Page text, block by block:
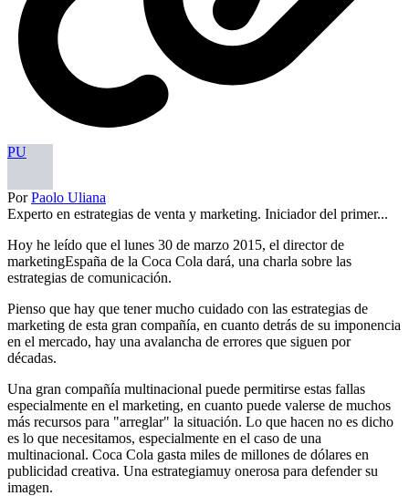
PU
PorPaolo Uliana
Experto en estrategias de venta y marketing. Iniciador del primer...
Hoy he leído que el lunes 30 de marzo 2015, el director de
marketingEspaña de la Coca Cola dará, una charla sobre las
estrategias de comunicación.
Pienso que hay que tener mucho cuidado con las estrategias de
marketing de esta gran compañía, en cuanto detrás de su imponencia
en el mercado, hay una avalancha de errores que siguen por
décadas.
Una gran compañía multinacional puede permitirse estas fallas
especialmente en el marketing, en cuanto puede valerse de muchos
más recursos para "arreglar" la situación. Lo que hacen no es dicho
es lo que necesitamos, especialmente en el caso de una
multinacional. Coca Cola gasta miles de millones de dólares en
publicidad creativa. Una estrategiamuy onerosa para defender su
imagen.